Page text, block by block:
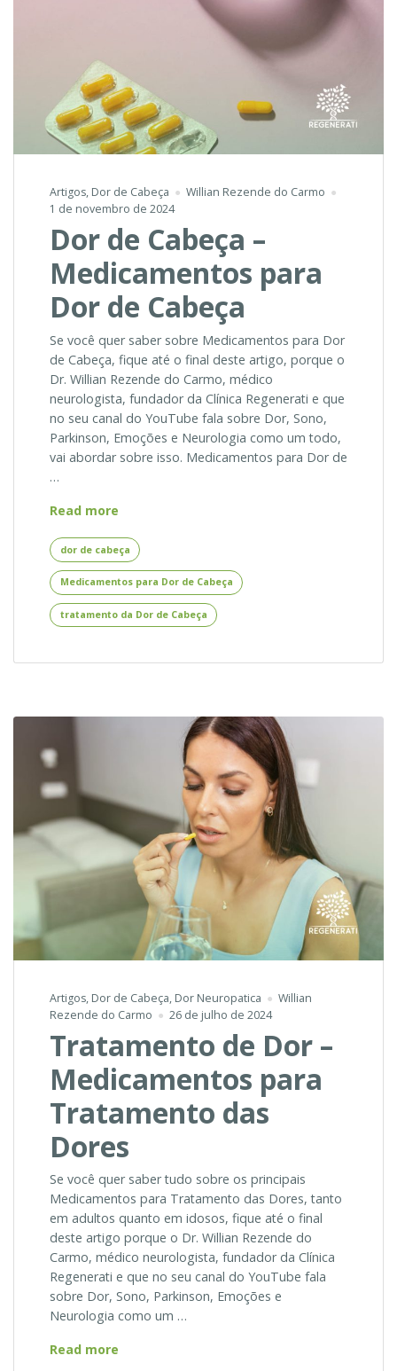
Artigos, Dor de Cabeça
Willian Rezende do Carmo
1 de novembro de 2024
Dor de Cabeça –
Medicamentos para
Dor de Cabeça
Se você quer saber sobre Medicamentos para Dor
de Cabeça, fique até o final deste artigo, porque o
Dr. Willian Rezende do Carmo, médico
neurologista, fundador da Clínica Regenerati e que
no seu canal do YouTube fala sobre Dor, Sono,
Parkinson, Emoções e Neurologia como um todo,
vai abordar sobre isso. Medicamentos para Dor de
…
Read more
Cabeça
–
Medicamentos
para
Dor
Cabeça
dor de cabeça
Medicamentos para Dor de Cabeça
tratamento da Dor de Cabeça
Artigos, Dor de Cabeça, Dor Neuropatica
Willian
Rezende do Carmo
26 de julho de 2024
Tratamento de Dor –
Medicamentos para
Tratamento das
Dores
Se você quer saber tudo sobre os principais
Medicamentos para Tratamento das Dores, tanto
em adultos quanto em idosos, fique até o final
deste artigo porque o Dr. Willian Rezende do
Carmo, médico neurologista, fundador da Clínica
Regenerati e que no seu canal do YouTube fala
sobre Dor, Sono, Parkinson, Emoções e
Neurologia como um …
Read more